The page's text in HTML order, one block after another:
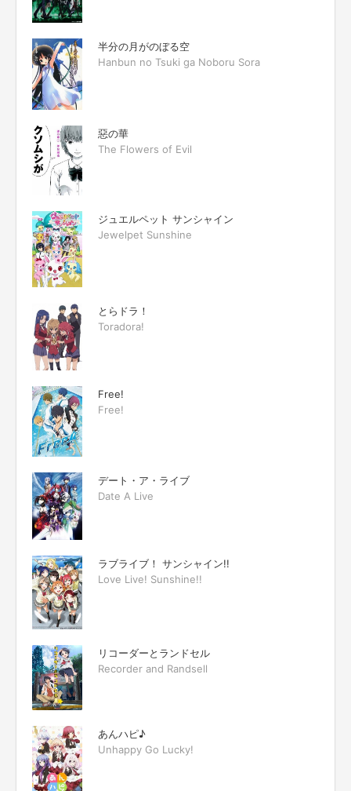
半分の月がのぼる空
Hanbun no Tsuki ga Noboru Sora
惡の華
The Flowers of Evil
ジュエルペット サンシャイン
Jewelpet Sunshine
とらドラ！
Toradora!
Free!
Free!
デート・ア・ライブ
Date A Live
ラブライブ！ サンシャイン!!
Love Live! Sunshine!!
リコーダーとランドセル
Recorder and Randsell
あんハピ♪
Unhappy Go Lucky!